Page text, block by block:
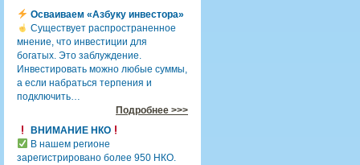
Осваиваем «Азбуку инвестора»
Существует распространенное
мнение, что инвестиции для
богатых. Это заблуждение.
Инвестировать можно любые суммы,
а если набраться терпения и
подключить…
Подробнее >>>
ВНИМАНИЕ НКО
В нашем регионе
зарегистрировано более 950 НКО.